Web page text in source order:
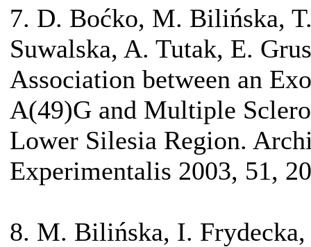
7. D. Boćko, M. Bilińska,
Suwalska, A. Tutak, E.
Association between an
A(49)G and Multiple
Lower Silesia Region.
Experimentalis 2003, 51,
8. M. Bilińska, I.